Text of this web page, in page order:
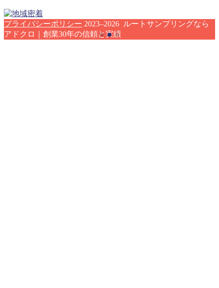
プライバシーポリシー 2023–2026 ルートサンプリングなら
アドクロ｜創業30年の信頼と実績